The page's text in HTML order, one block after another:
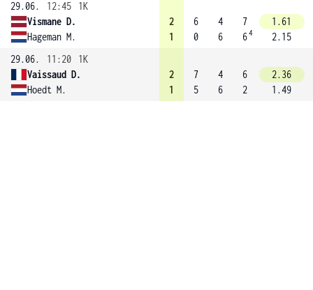
29.06. 12:45
1K
Vismane D.
Hageman M.
2
1
6
0
4
6
7
64
1.61
2.15
29.06.
11:20
1K
Vaissaud D.
Hoedt M.
2
1
7
5
4
6
6
2
2.36
1.49